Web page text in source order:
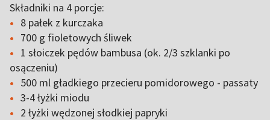
Składniki na 4 porcje:
8 pałek z kurczaka
700 g fioletowych śliwek
1 słoiczek pędów bambusa (ok. 2/3 szklanki po
osączeniu)
500 ml gładkiego przecieru pomidorowego - passaty
3-4 łyżki miodu
2 łyżki wędzonej słodkiej papryki